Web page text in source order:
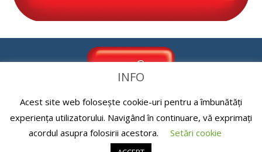
INFO
Acest site web folosește cookie-uri pentru a îmbunătăți
experiența utilizatorului. Navigând în continuare, vă exprimați
acordul asupra folosirii acestora.
Setări cookie